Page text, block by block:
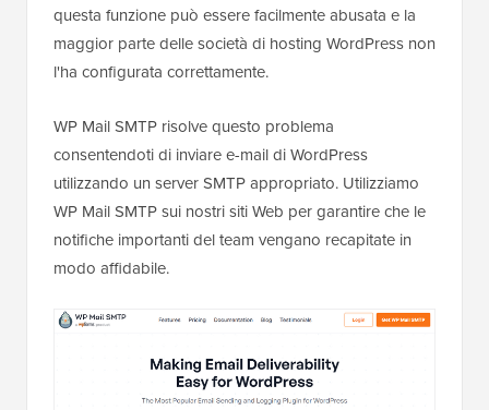
questa funzione può essere facilmente abusata e la
maggior parte delle società di hosting WordPress non
l'ha configurata correttamente.
WP Mail SMTP risolve questo problema
consentendoti di inviare e-mail di WordPress
utilizzando un server SMTP appropriato. Utilizziamo
WP Mail SMTP sui nostri siti Web per garantire che le
notifiche importanti del team vengano recapitate in
modo affidabile.